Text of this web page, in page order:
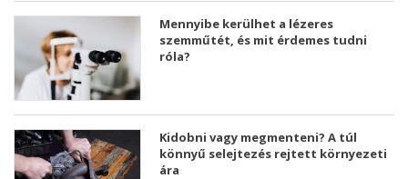
Mennyibe kerülhet a lézeres
szemműtét, és mit érdemes tudni
róla?
Kidobni vagy megmenteni? A túl
könnyű selejtezés rejtett környezeti
ára